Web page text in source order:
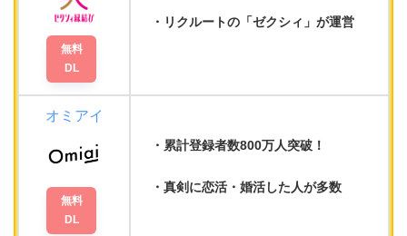
無料
DL
リクルートの 「ゼクシィ」が運営
オミアイ
無料
DL
累計登録者数800万人突破！
真剣に恋活・婚活した人が多数